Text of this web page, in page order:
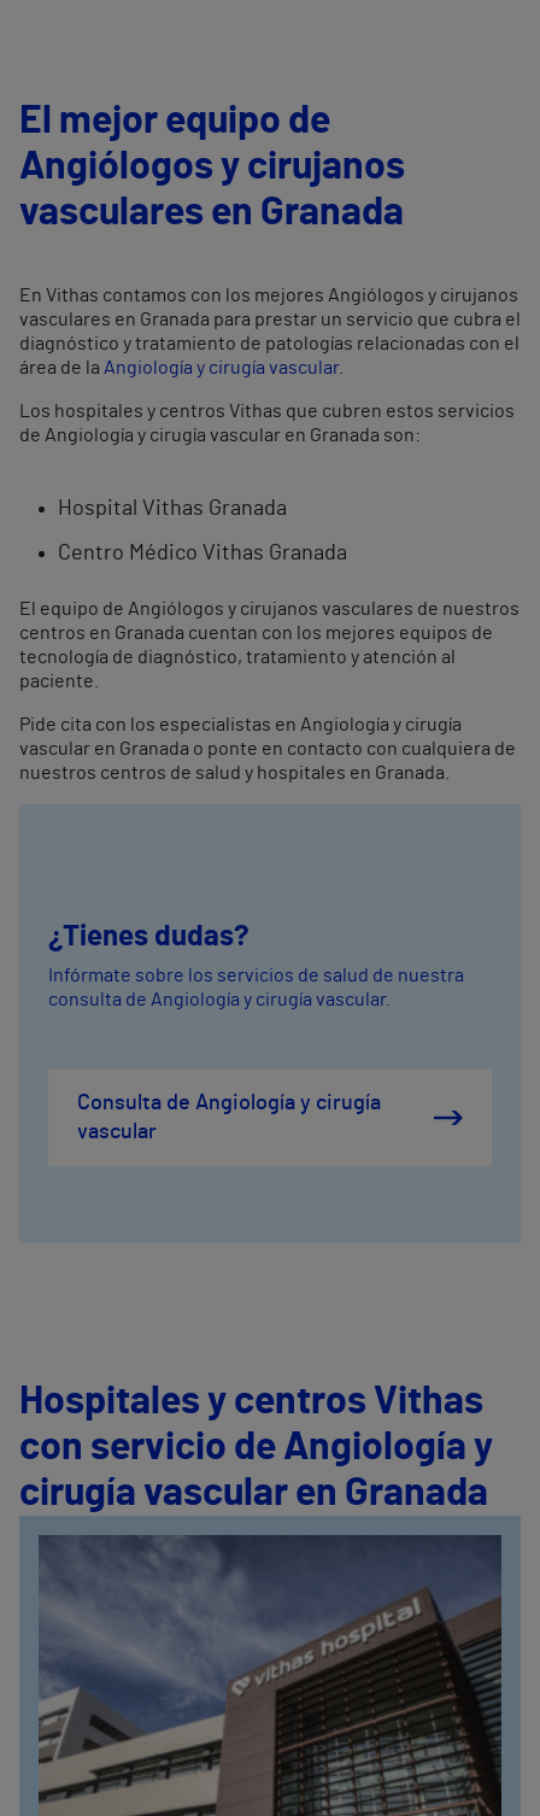
El mejor equipo de
Angiólogos y cirujanos
vasculares en Granada
En Vithas contamos con los mejores Angiólogos y cirujanos
vasculares en Granada para prestar un servicio que cubra el
diagnóstico y tratamiento de patologías relacionadas con el
área de la Angiología y cirugía vascular.
Los hospitales y centros Vithas que cubren estos servicios
de Angiología y cirugía vascular en Granada son:
Hospital Vithas Granada
Centro Médico Vithas Granada
El equipo de Angiólogos y cirujanos vasculares de nuestros
centros en Granada cuentan con los mejores equipos de
tecnología de diagnóstico, tratamiento y atención al
paciente.
Pide cita con los especialistas en Angiología y cirugía
vascular en Granada o ponte en contacto con cualquiera de
nuestros centros de salud y hospitales en Granada.
¿Tienes dudas?
Infórmate sobre los servicios de salud de nuestra
consulta de Angiología y cirugía vascular.
Consulta de Angiología y cirugía
vascular
Hospitales y centros Vithas
con servicio de Angiología y
cirugía vascular en Granada